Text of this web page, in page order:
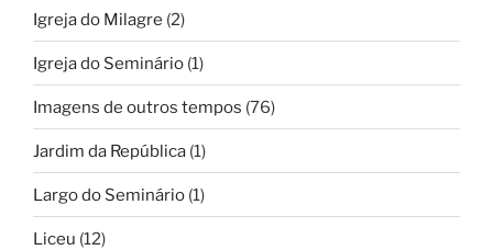
Igreja do Milagre (2)
Igreja do Seminário (1)
Imagens de outros tempos (76)
Jardim da República (1)
Largo do Seminário (1)
Liceu (12)